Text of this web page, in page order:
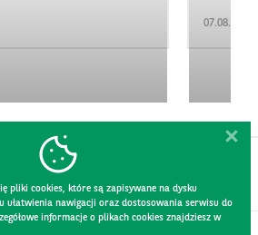
07.08.2026
pliki cookies, które są zapisywane na dysku
ułatwienia nawigacji oraz dostosowania serwisu do
informacje o plikach cookies znajdziesz w